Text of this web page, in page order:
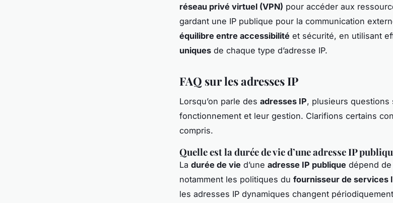
réseau privé virtuel (VPN) pour accéder aux
gardant une IP publique pour la communication
équilibre entre accessibilité et sécurité, en utilisant
uniques de chaque type d’adresse IP.
FAQ sur les adresses IP
Lorsqu’on parle des adresses IP, plusieurs
fonctionnement et leur gestion. Clarifions certains
compris.
Quelle est la durée de vie d’une adresse IP
La durée de vie d’une adresse IP publique dépend
notamment les politiques du fournisseur de services
les adresses IP dynamiques changent